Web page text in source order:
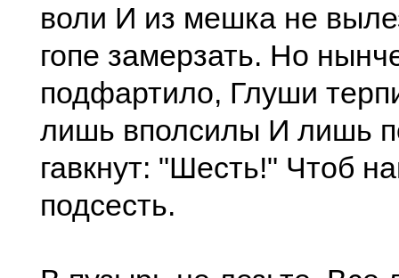
воли И из мешка не
гопе замерзать. Но
подфартило, Глуши
лишь вполсилы И лишь
гавкнут: "Шесть!" Чтоб
подсесть.